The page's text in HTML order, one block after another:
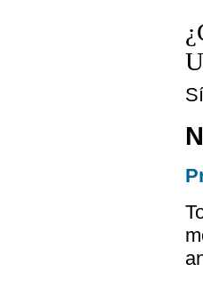
Sí